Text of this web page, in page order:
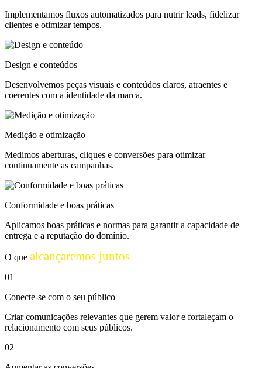
Implementamos fluxos automatizados para nutrir leads, fidelizar
clientes e otimizar tempos.
Design e conteúdos
Desenvolvemos peças visuais e conteúdos claros, atraentes e
coerentes com a identidade da marca.
Medição e otimização
Medimos aberturas, cliques e conversões para otimizar
continuamente as campanhas.
Conformidade e boas práticas
Aplicamos boas práticas e normas para garantir a capacidade de
entrega e a reputação do domínio.
O que alcançaremos juntos
01
Conecte-se com o seu público
Criar comunicações relevantes que gerem valor e fortaleçam o
relacionamento com seus públicos.
02